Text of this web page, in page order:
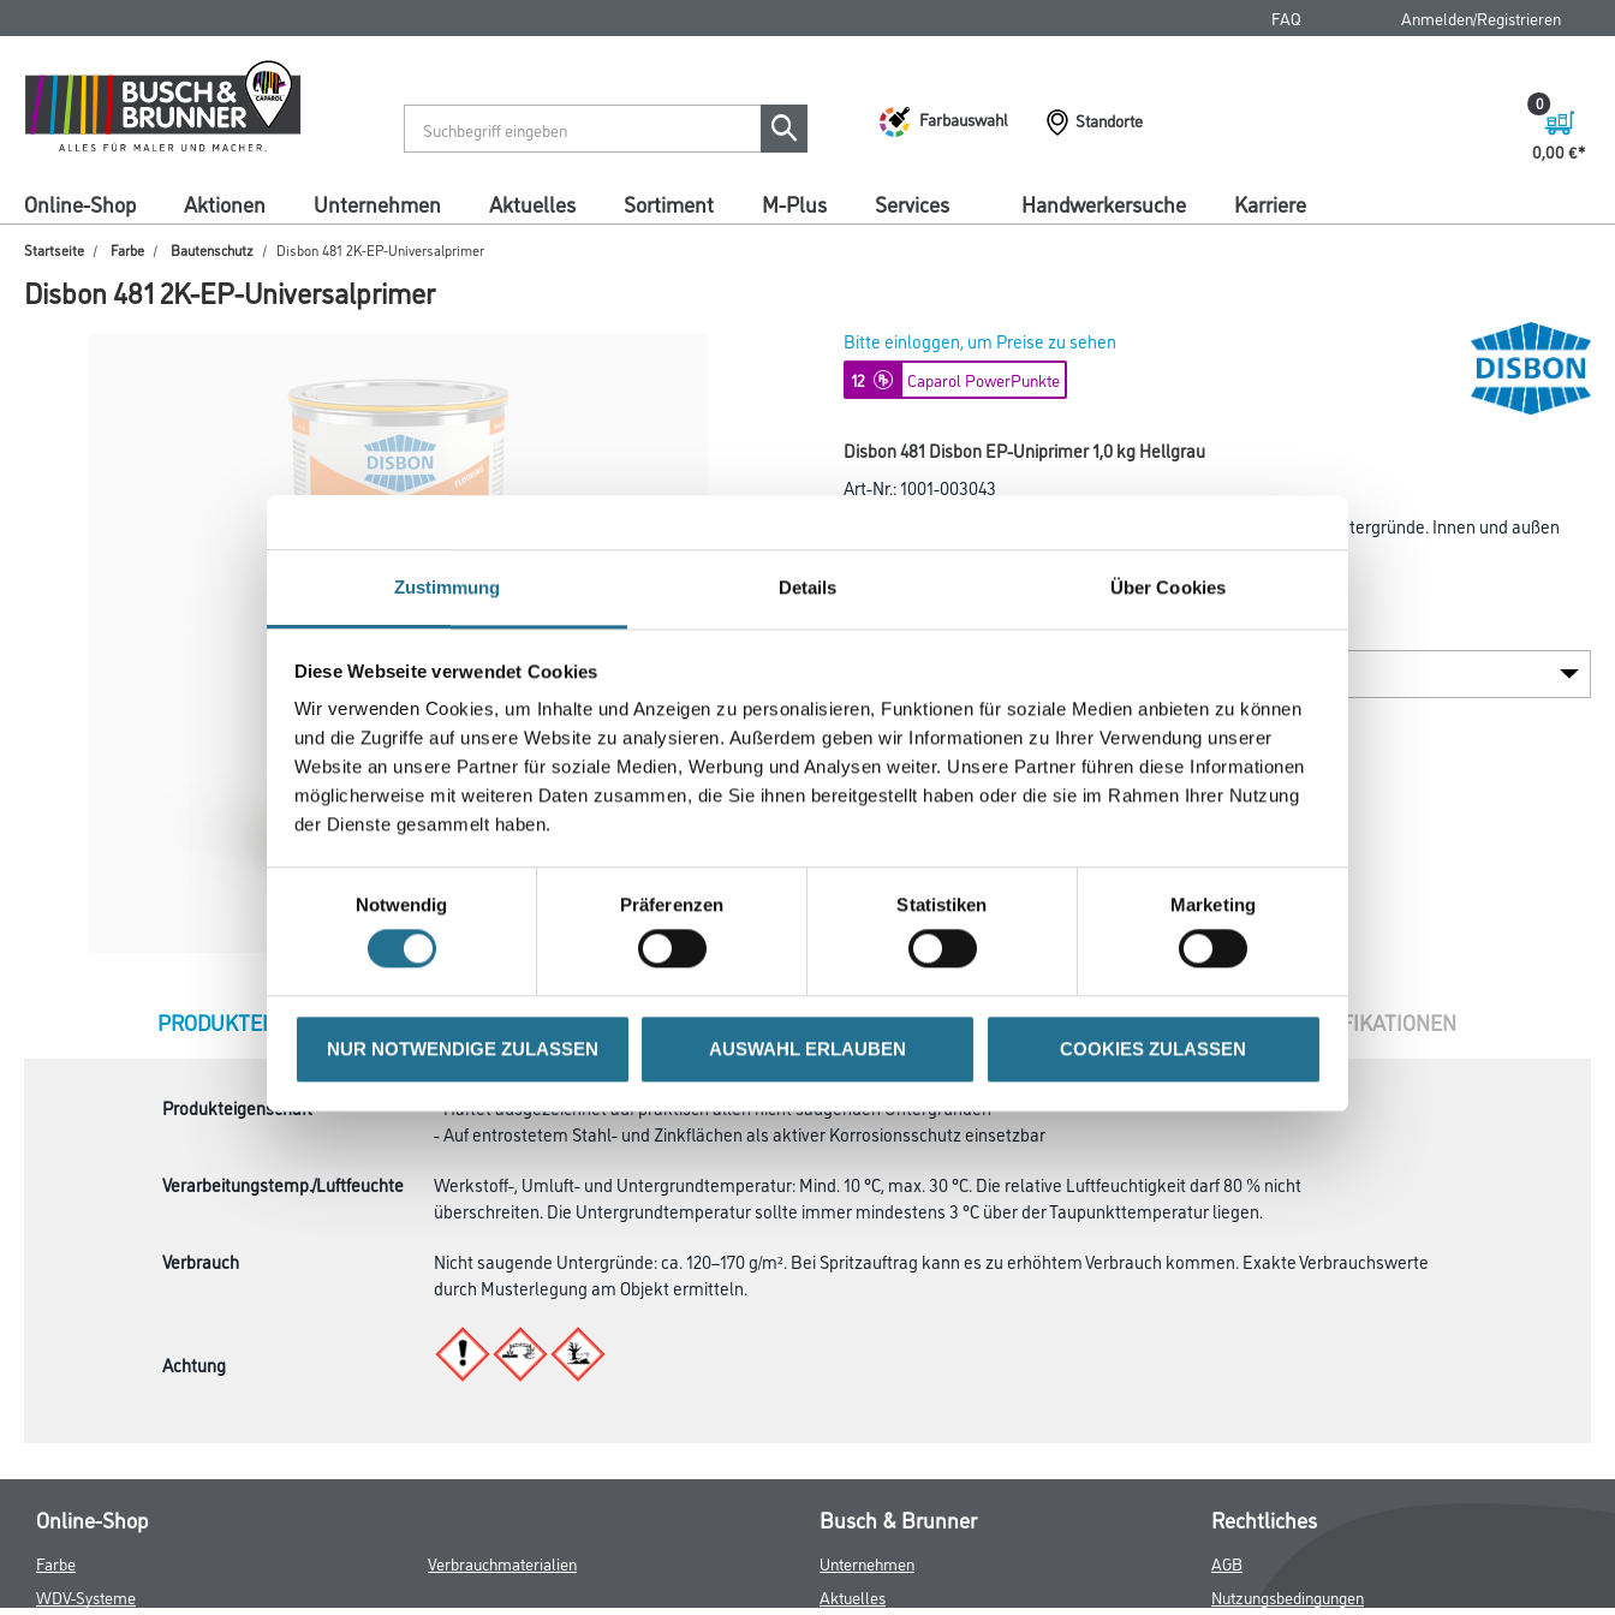
Zustimmung Details Über Cookies
Diese Webseite verwendet Cookies
Wir verwenden Cookies, um Inhalte und Anzeigen zu personalisieren, Funktionen für soziale Medien anbieten zu können
und die Zugriffe auf unsere Website zu analysieren. Außerdem geben wir Informationen zu Ihrer Verwendung unserer
Website an unsere Partner für soziale Medien, Werbung und Analysen weiter. Unsere Partner führen diese Informationen
möglicherweise mit weiteren Daten zusammen, die Sie ihnen bereitgestellt haben oder die sie im Rahmen Ihrer Nutzung
der Dienste gesammelt haben.
Notwendig
Präferenzen Statistiken Marketing
NUR NOTWENDIGE ZULASSEN AUSWAHL ERLAUBEN COOKIES ZULASSEN
springen
springen
FAQ Anmelden/Registrieren
Farbauswahl
Standorte
0,00 €
0
Online-Shop Aktionen Unternehmen Aktuelles Sortiment M-Plus Services Handwerkersuche Karriere
Startseite Farbe Bautenschutz Disbon 481 2K-EP-Universalprimer
Disbon 481 2K-EP-Universalprimer
Bitte einloggen, um Preise zu sehen
12 Caparol PowerPunkte
Disbon 481 Disbon EP-Uniprimer 1,0 kg Hellgrau
Art-Nr.:1001-003043
Wässrige 2K-Epoxidharz-Grundierung für nicht saugende, starre Untergründe. Innen und außen
einsetzbar.
Kombigebinde: Komponente A und B
Farbtonbezeichnung Gebinde
Umrechnungsfaktoren
CURRENT
PRODUKTEIGENSCHAFTEN ZUSATZINFOS GEFAHRENHINWEISE DATENBLÄTTER SPEZIFIKATIONEN
Produkteigenschaft
- Haftet ausgezeichnet auf praktisch allen nicht saugenden Untergründen
- Auf entrostetem Stahl- und Zinkflächen als aktiver Korrosionsschutz einsetzbar
Verarbeitungstemp./Luftfeuchte
Werkstoff-, Umluft- und Untergrundtemperatur: Mind. 10 °C, max. 30 °C. Die relative Luftfeuchtigkeit darf 80 % nicht
überschreiten. Die Untergrundtemperatur sollte immer mindestens 3 °C über der Taupunkttemperatur liegen.
Verbrauch
Nicht saugende Untergründe: ca. 120–170 g/m². Bei Spritzauftrag kann es zu erhöhtem Verbrauch kommen. Exakte Verbrauchswerte
durch Musterle­gung am Objekt ermitteln.
Achtung
Online-Shop
Farbe
WDV-Systeme
Verbrauchmaterialien
Busch & Brunner
Unternehmen
Aktuelles
Rechtliches
AGB
Nutzungsbedingungen